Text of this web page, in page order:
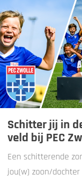
Schitter jij in
veld bij PEC
Een schitterende
jou(w) zoon/